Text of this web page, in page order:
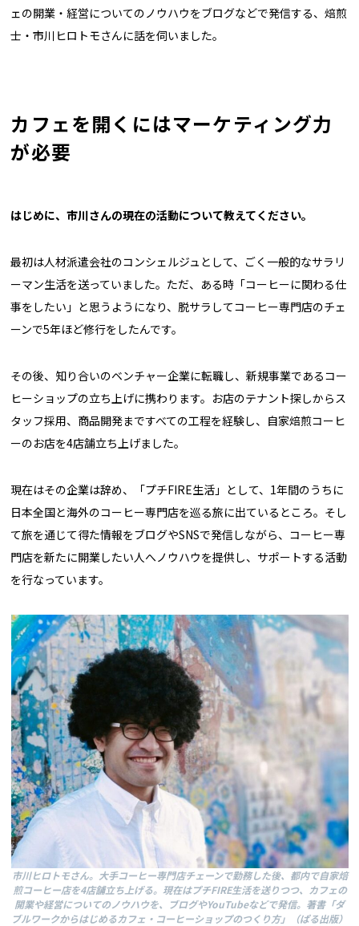
ェの開業・経営についてのノウハウをブログなどで発信する、焙煎
士・市川ヒロトモさんに話を伺いました。
カフェを開くにはマーケティング力
が必要
――はじめに、市川さんの現在の活動について教えてください。
最初は人材派遣会社のコンシェルジュとして、ごく一般的なサラリ
ーマン生活を送っていました。ただ、ある時「コーヒーに関わる仕
事をしたい」と思うようになり、脱サラしてコーヒー専門店のチェ
ーンで5年ほど修行をしたんです。
その後、知り合いのベンチャー企業に転職し、新規事業であるコー
ヒーショップの立ち上げに携わります。お店のテナント探しからス
タッフ採用、商品開発まですべての工程を経験し、自家焙煎コーヒ
ーのお店を4店舗立ち上げました。
現在はその企業は辞め、「プチFIRE生活」として、1年間のうちに
日本全国と海外のコーヒー専門店を巡る旅に出ているところ。そし
て旅を通じて得た情報をブログやSNSで発信しながら、コーヒー専
門店を新たに開業したい人へノウハウを提供し、サポートする活動
を行なっています。
市川ヒロトモさん。大手コーヒー専門店チェーンで勤務した後、都内で自家焙
煎コーヒー店を4店舗立ち上げる。現在はプチFIRE生活を送りつつ、カフェの
開業や経営についてのノウハウを、ブログやYouTubeなどで発信。著書「ダ
ブルワークからはじめるカフェ・コーヒーショップのつくり方」（ぱる出版）